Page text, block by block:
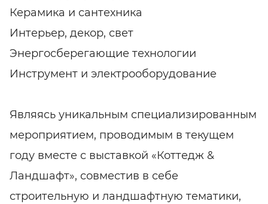
Керамика и сантехника
Интерьер, декор, свет
Энергосберегающие технологии
Инструмент и электрооборудование
Являясь уникальным специализированным
мероприятием, проводимым в текущем
году вместе с выставкой «Коттедж &
Ландшафт», совместив в себе
строительную и ландшафтную тематики,